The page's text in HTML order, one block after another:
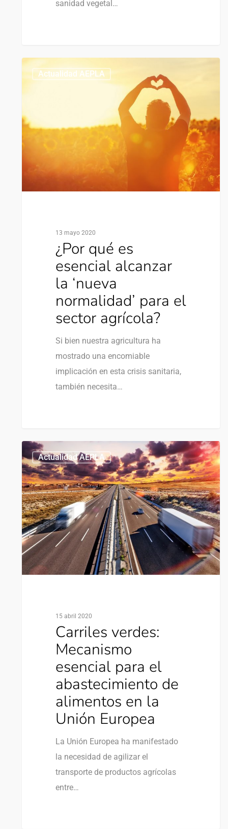
sanidad vegetal…
Actualidad AEPLA
13 mayo 2020
¿Por qué es
esencial alcanzar
la ‘nueva
normalidad’ para el
sector agrícola?
Si bien nuestra agricultura ha
mostrado una encomiable
implicación en esta crisis sanitaria,
también necesita…
0
Actualidad AEPLA
15 abril 2020
Carriles verdes:
Mecanismo
esencial para el
abastecimiento de
alimentos en la
Unión Europea
La Unión Europea ha manifestado
la necesidad de agilizar el
transporte de productos agrícolas
entre…
0